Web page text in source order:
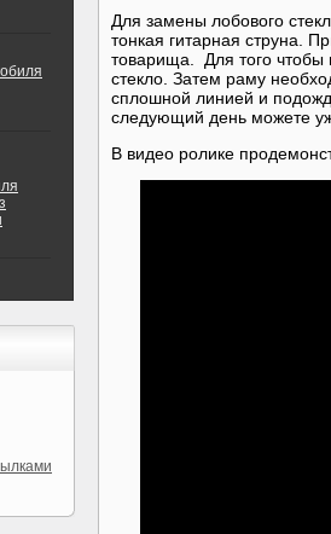
Для замены лобового
тонкая гитарная струна.
товарища. Для того чтобы
стекло. Затем раму
сплошной линией и
следующий день можете
В видео ролике